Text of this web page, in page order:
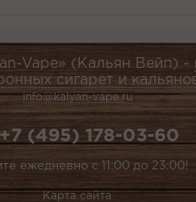
Vape» (Кальян Вейп) -
сигарет и
info@kalyan-vape.ru
+7 (495) 178-03-60
ежедневно с 11:00 до 23:00!
Карта сайта